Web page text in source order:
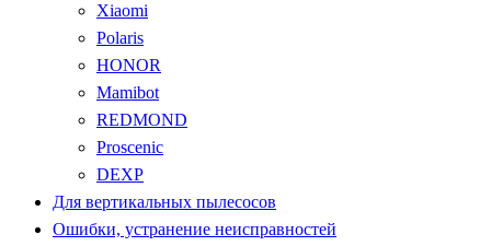
Xiaomi
Polaris
HONOR
Mamibot
REDMOND
Proscenic
DEXP
Для вертикальных пылесосов
Ошибки, устранение неисправностей